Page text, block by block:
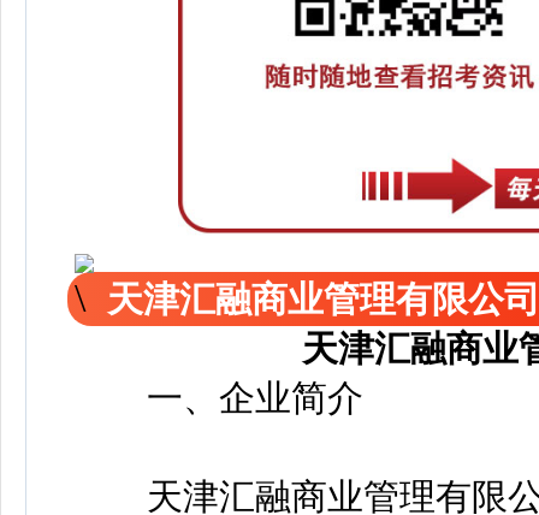
天津汇融商业管理有限公
天津汇融商业
一、企业简介
天津汇融商业管理有限公